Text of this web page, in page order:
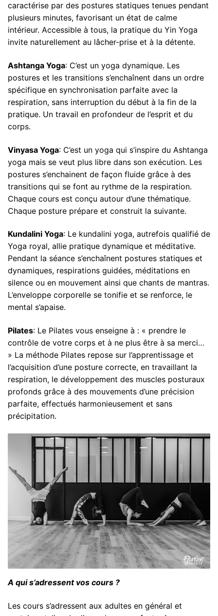
caractérise par des postures statiques tenues pendant
plusieurs minutes, favorisant un état de calme
intérieur. Accessible à tous, la pratique du Yin Yoga
invite naturellement au lâcher-prise et à la détente.
Ashtanga Yoga: C’est un yoga dynamique. Les
postures et les transitions s’enchaînent dans un ordre
spécifique en synchronisation parfaite avec la
respiration, sans interruption du début à la fin de la
pratique. Un travail en profondeur de l’esprit et du
corps.
Vinyasa Yoga: C’est un yoga qui s’inspire du Ashtanga
yoga mais se veut plus libre dans son exécution. Les
postures s’enchainent de façon fluide grâce à des
transitions qui se font au rythme de la respiration.
Chaque cours est conçu autour d’une thématique.
Chaque posture prépare et construit la suivante.
Kundalini Yoga: Le kundalini yoga, autrefois qualifié de
Yoga royal, allie pratique dynamique et méditative.
Pendant la séance s’enchaînent postures statiques et
dynamiques, respirations guidées, méditations en
silence ou en mouvement ainsi que chants de mantras.
L’enveloppe corporelle se tonifie et se renforce, le
mental s’apaise.
Pilates: Le Pilates vous enseigne à : « prendre le
contrôle de votre corps et à ne plus être à sa merci…
» La méthode Pilates repose sur l’apprentissage et
l’acquisition d’une posture correcte, en travaillant la
respiration, le développement des muscles posturaux
profonds grâce à des mouvements d’une précision
parfaite, effectués harmonieusement et sans
précipitation.
A qui s’adressent vos cours ?
Les cours s’adressent aux adultes en général et